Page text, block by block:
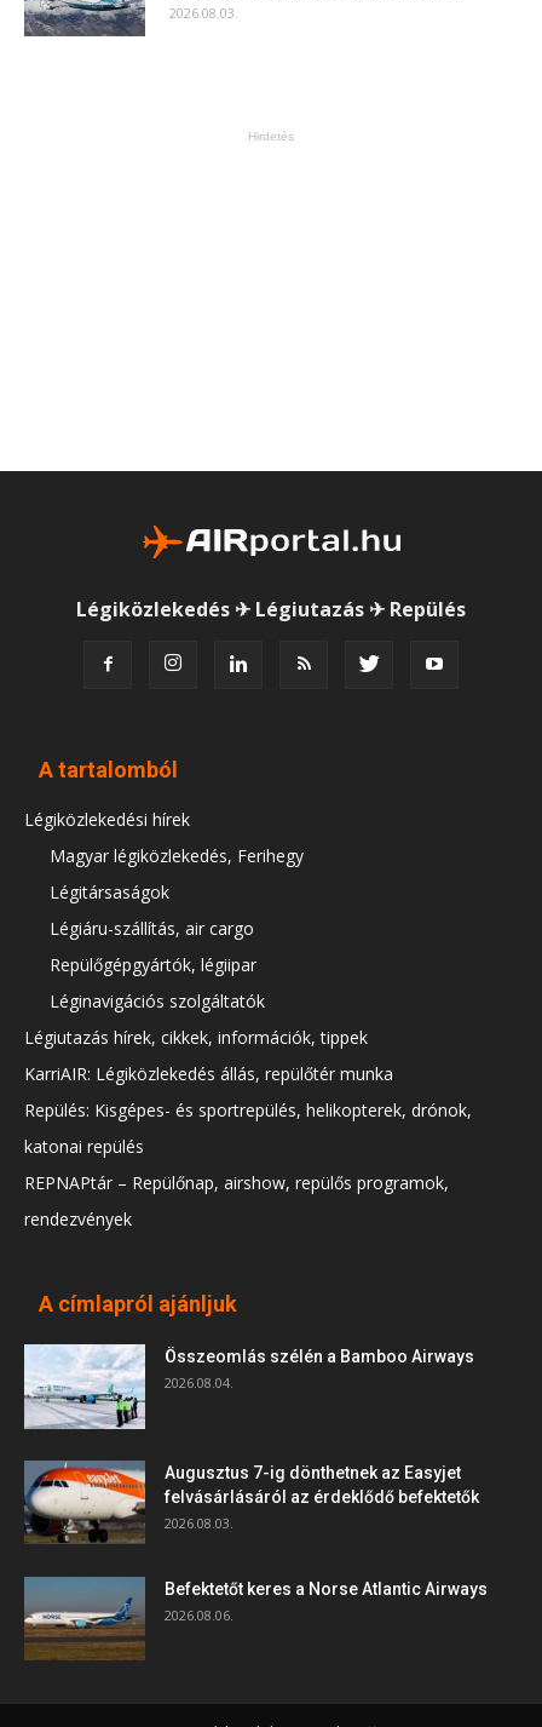
2026.08.03.
Hirdetés
Légiközlekedés ✈ Légiutazás ✈ Repülés
A tartalomból
Légiközlekedési hírek
Magyar légiközlekedés, Ferihegy
Légitársaságok
Légiáru-szállítás, air cargo
Repülőgépgyártók, légiipar
Léginavigációs szolgáltatók
Légiutazás hírek, cikkek, információk, tippek
KarriAIR: Légiközlekedés állás, repülőtér munka
Repülés: Kisgépes- és sportrepülés, helikopterek, drónok,
katonai repülés
REPNAPtár – Repülőnap, airshow, repülős programok,
rendezvények
A címlapról ajánljuk
Összeomlás szélén a Bamboo Airways
2026.08.04.
Augusztus 7-ig dönthetnek az Easyjet
felvásárlásáról az érdeklődő befektetők
2026.08.03.
Befektetőt keres a Norse Atlantic Airways
2026.08.06.